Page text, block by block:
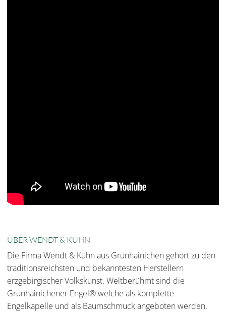
ÜBER WENDT & KÜHN
Die Firma Wendt & Kühn aus Grünhainichen gehört zu den
traditionsreichsten und bekanntesten Herstellern
erzgebirgischer Volkskunst. Weltberühmt sind die
Grünhainichener Engel® welche als komplette
Engelkapelle und als Baumschmuck angeboten werden.